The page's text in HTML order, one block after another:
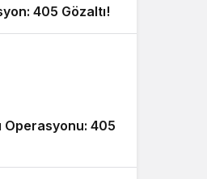
405 Gözaltı!
Operasyonu: 405